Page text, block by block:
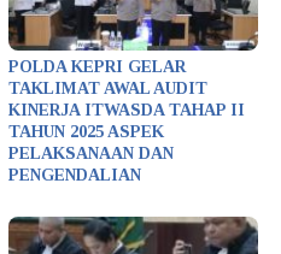
POLDA KEPRI GELAR
TAKLIMAT AWAL AUDIT
KINERJA ITWASDA TAHAP II
TAHUN 2025 ASPEK
PELAKSANAAN DAN
PENGENDALIAN